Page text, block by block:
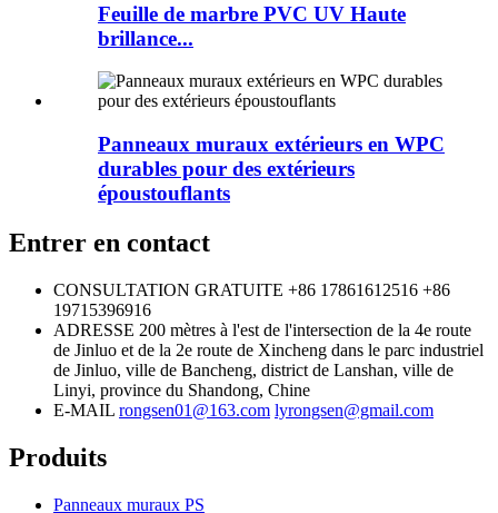
Feuille de marbre PVC UV Haute
brillance...
Panneaux muraux extérieurs en WPC
durables pour des extérieurs
époustouflants
Entrer en contact
CONSULTATION GRATUITE +86 17861612516 +86
19715396916
ADRESSE 200 mètres à l'est de l'intersection de la 4e route
de Jinluo et de la 2e route de Xincheng dans le parc industriel
de Jinluo, ville de Bancheng, district de Lanshan, ville de
Linyi, province du Shandong, Chine
E-MAIL rongsen01@163.com lyrongsen@gmail.com
Produits
Panneaux muraux PS